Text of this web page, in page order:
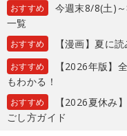
おすすめ
今週末8/8(土)
一覧
おすすめ 【漫画】夏に
おすすめ
【2026年版】
もわかる！
おすすめ
【2026夏休み
ごし方ガイド